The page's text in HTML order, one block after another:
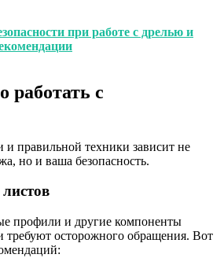
при работе с дрелью и
работать с
и правильной техники зависит не
но и ваша безопасность.
профили и другие компоненты
требуют осторожного обращения. Вот